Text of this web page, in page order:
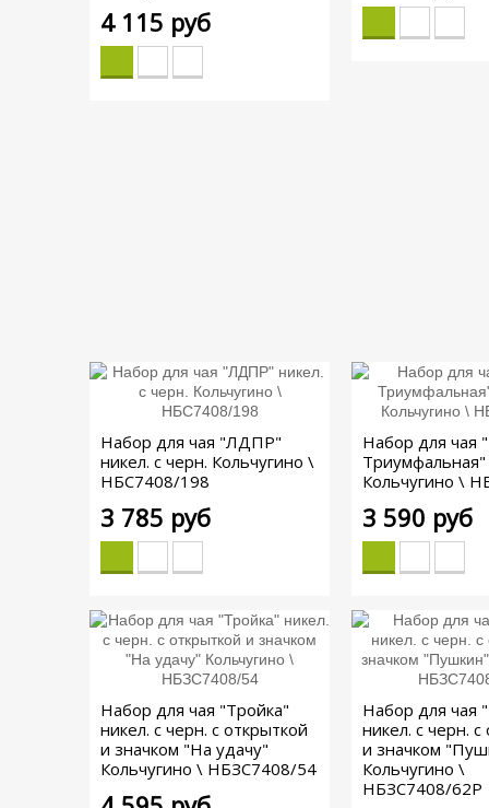
4 115 руб
Набор для чая "ЛДПР"
никел. с черн. Кольчугино \
НБС7408/198
3 785 руб
Набор для чая
Кольчугино \
3 590 руб
Набор для чая "Тройка"
никел. с черн. с открыткой
и значком "На удачу"
Кольчугино \ НБЗС7408/54
Набор для чая
никел. с черн.
и значком
Кольчугино \
НБЗС7408/62Р